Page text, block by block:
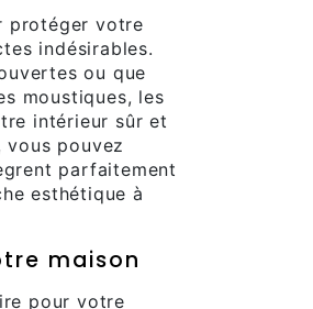
protéger votre
indésirables.
ou que
moustiques, les
intérieur sûr et
pouvez
parfaitement
esthétique à
maison
pour votre